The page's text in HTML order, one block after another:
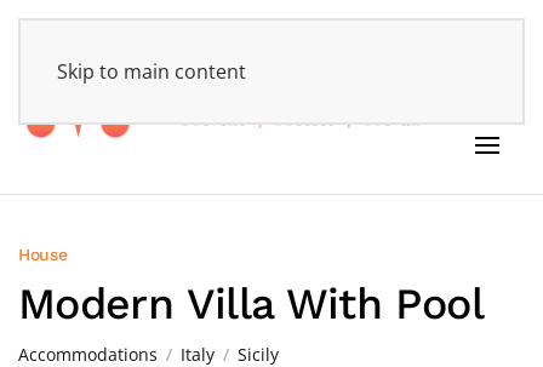
Skip to main content
House
Modern Villa With Pool
Accommodations Italy Sicily